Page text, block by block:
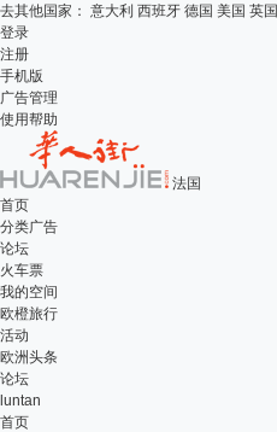
去其他国家： 意大利 西班牙 德国 美国 英国
登录
注册
手机版
广告管理
使用帮助
法国
首页
分类广告
论坛
火车票
我的空间
欧橙旅行
活动
欧洲头条
论坛
luntan
首页